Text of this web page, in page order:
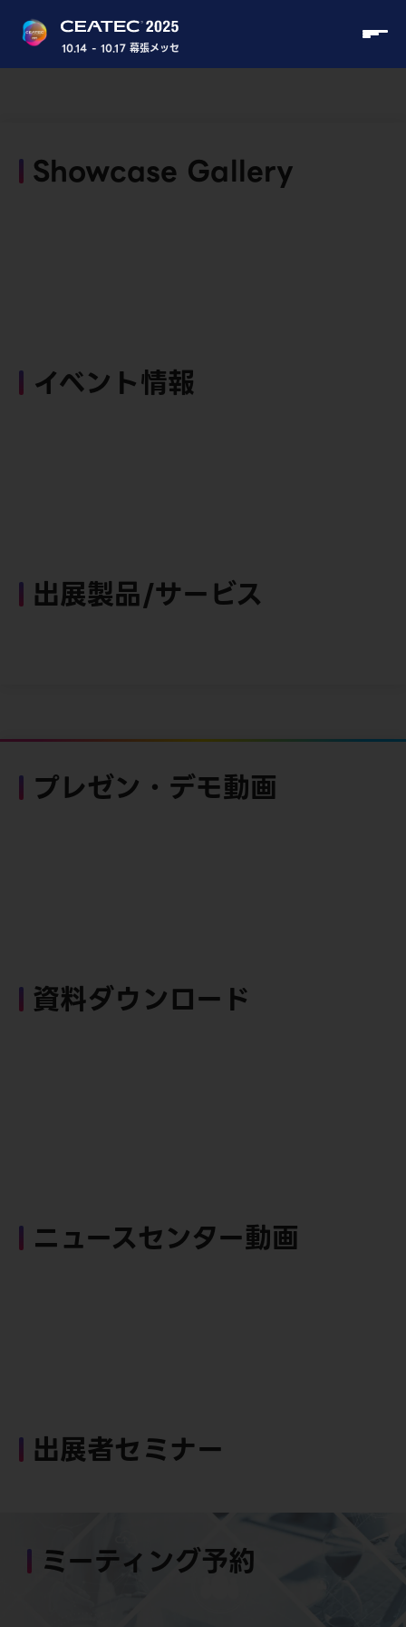
10.14 - 10.17 幕張メッセ
Showcase Gallery
イベント情報
出展製品/サービス
プレゼン・デモ動画
資料ダウンロード
ニュースセンター動画
出展者セミナー
ミーティング予約